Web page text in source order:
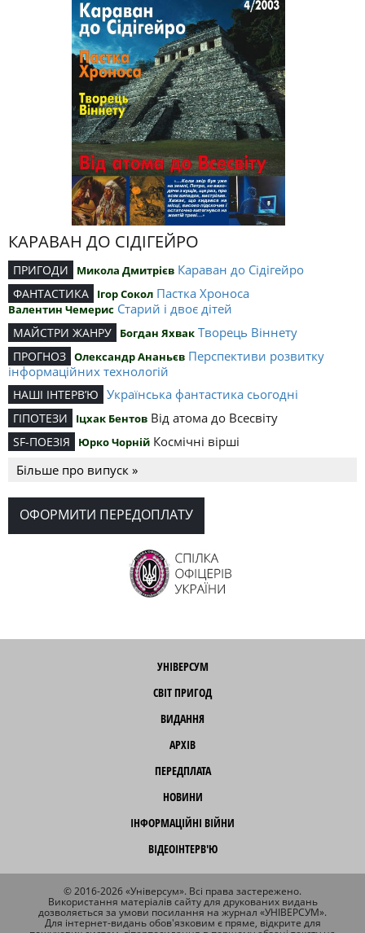
КАРАВАН ДО СІДІГЕЙРО
ПРИГОДИ Микола Дмитрієв Караван до Сідігейро
ФАНТАСТИКА Ігор Сокол Пастка Хроноса
Валентин Чемерис Старий і двоє дітей
МАЙСТРИ ЖАНРУ Богдан Яхвак Творець Віннету
ПРОГНОЗ Олександр Ананьєв Перспективи розвитку
інформаційних технологій
НАШІ ІНТЕРВ’Ю Українська фантастика сьогодні
ГІПОТЕЗИ Іцхак Бентов Від атома до Всесвіту
SF-ПОЕЗІЯ Юрко Чорній Космічні вірші
Більше про випуск »
ОФОРМИТИ ПЕРЕДОПЛАТУ
УНІВЕРСУМ
СВІТ ПРИГОД
ВИДАННЯ
АРХІВ
ПЕРЕДПЛАТА
НОВИНИ
ІНФОРМАЦІЙНІ ВІЙНИ
ВІДЕОІНТЕРВ'Ю
© 2016-2026 «Універсум». Всі права застережено.
Використання матеріалів сайту для друкованих видань
дозволяється за умови посилання на журнал «УНІВЕРСУМ».
Для інтернет-видань обов'язковим є пряме, відкрите для